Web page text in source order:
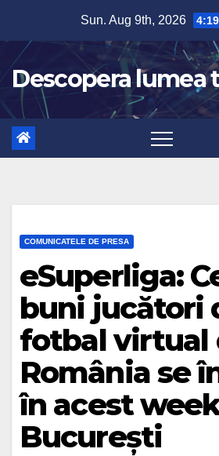
content
Sun. Aug 9th, 2026
Descopera lumea
COMUNICATELE DE PRESA
eSuperliga:
buni jucători
fotbal virtual
România se
în acest
București